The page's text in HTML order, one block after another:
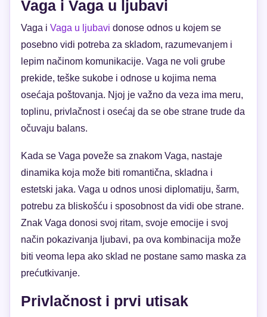
Vaga i Vaga u ljubavi
Vaga i Vaga u ljubavi donose odnos u kojem se
posebno vidi potreba za skladom, razumevanjem i
lepim načinom komunikacije. Vaga ne voli grube
prekide, teške sukobe i odnose u kojima nema
osećaja poštovanja. Njoj je važno da veza ima meru,
toplinu, privlačnost i osećaj da se obe strane trude da
očuvaju balans.
Kada se Vaga poveže sa znakom Vaga, nastaje
dinamika koja može biti romantična, skladna i
estetski jaka. Vaga u odnos unosi diplomatiju, šarm,
potrebu za bliskošću i sposobnost da vidi obe strane.
Znak Vaga donosi svoj ritam, svoje emocije i svoj
način pokazivanja ljubavi, pa ova kombinacija može
biti veoma lepa ako sklad ne postane samo maska za
prećutkivanje.
Privlačnost i prvi utisak